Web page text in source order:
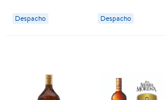
Despacho Despacho